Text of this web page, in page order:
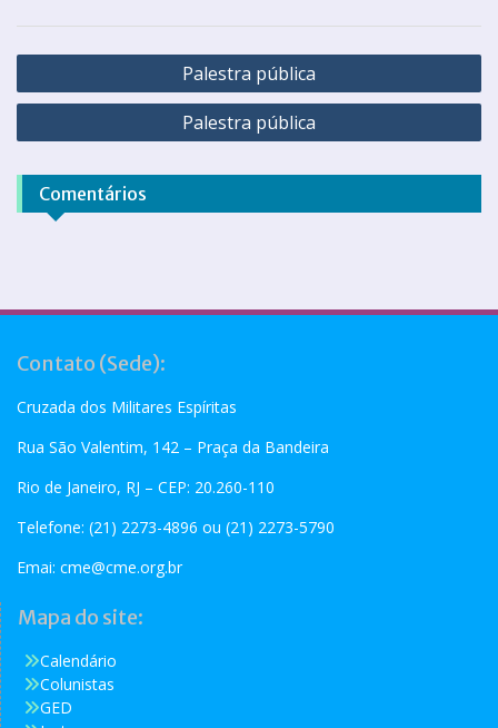
Palestra pública
Palestra pública
Comentários
Contato (Sede):
Cruzada dos Militares Espíritas
Rua São Valentim, 142 – Praça da Bandeira
Rio de Janeiro, RJ – CEP: 20.260-110
Telefone: (21) 2273-4896 ou (21) 2273-5790
Emai: cme@cme.org.br
Mapa do site:
Calendário
Colunistas
GED